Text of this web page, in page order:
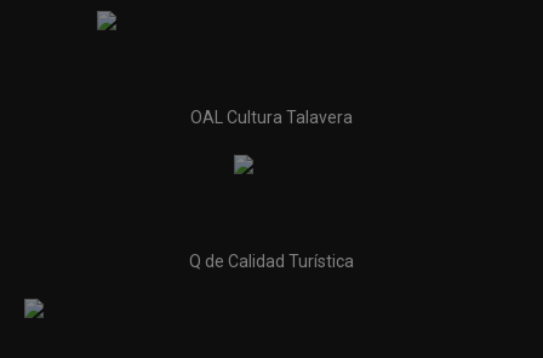
OAL Cultura Talavera
Q de Calidad Turística